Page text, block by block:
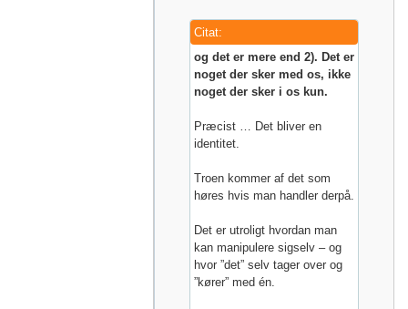
Citat:
og det er mere end 2). Det er
noget der sker med os, ikke
noget der sker i os kun.
Præcist … Det bliver en
identitet.
Troen kommer af det som
høres hvis man handler derpå.
Det er utroligt hvordan man
kan manipulere sigselv – og
hvor ”det” selv tager over og
”kører” med én.